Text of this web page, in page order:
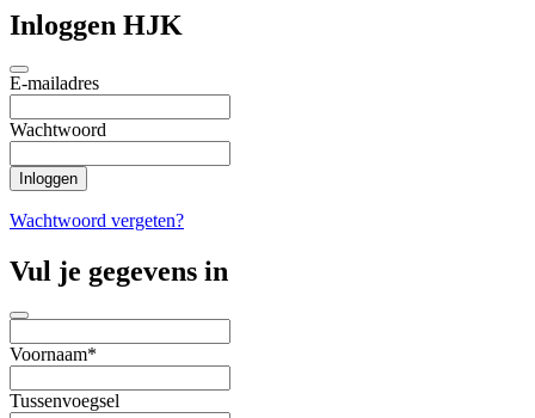
Inloggen HJK
E-mailadres
Wachtwoord
Wachtwoord vergeten?
Vul je gegevens in
Voornaam*
Tussenvoegsel